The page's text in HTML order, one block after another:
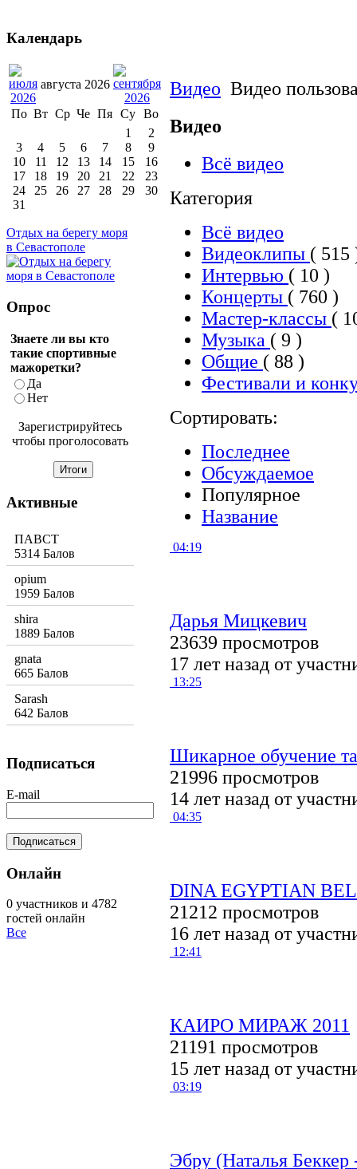
Видео Видео
Видео
Всё видео
Категория
Всё видео
Видеоклипы ( 515
Интервью ( 10 )
Концерты ( 760 )
Мастер-классы (
Музыка ( 9 )
Общие ( 88 )
Фестивали и
Сортировать:
Последнее
Обсуждаемое
Популярное
Название
04:19
Дарья Мицкевич
23639 просмотров
17 лет назад от
13:25
Шикарное обучение
21996 просмотров
14 лет назад от
04:35
DINA EGYPTIAN
21212 просмотров
16 лет назад от
12:41
КАИРО МИРАЖ 2011
21191 просмотров
15 лет назад от
03:19
Эбру (Наталья
Календарь
августа 2026
По Вт Ср Че Пя Су Во
1
2
3
4 5 6 7 8
9
10
11 12 13 14 15
16
17
18 19 20 21 22
23
24
25 26 27 28 29
30
31
Отдых на берегу моря
в Севастополе
Опрос
Знаете ли вы кто
такие спортивные
мажоретки?
Да
Нет
Зарегистрируйтесь
чтобы проголосовать
Активные
ПАВСТ
5314 Балов
opium
1959 Балов
shira
1889 Балов
gnata
665 Балов
Sarash
642 Балов
Подписаться
E-mail
Онлайн
0 участников и 4782
гостей онлайн
Все